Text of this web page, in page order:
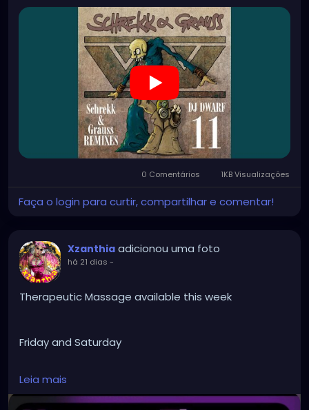
0 Comentários 1KB Visualizações
Faça o login para curtir, compartilhar e comentar!
Xzanthia adicionou uma foto
há 21 dias -
Therapeutic Massage available this week
Friday and Saturday
✨
Leia mais